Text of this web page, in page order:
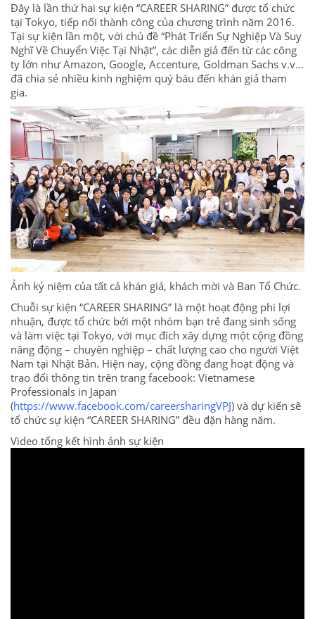
Đây là lần thứ hai sự kiện “CAREER SHARING” được tổ chức
tại Tokyo, tiếp nối thành công của chương trình năm 2016.
Tại sự kiện lần một, với chủ đề “Phát Triển Sự Nghiệp Và Suy
Nghĩ Về Chuyển Việc Tại Nhật”, các diễn giả đến từ các công
ty lớn như Amazon, Google, Accenture, Goldman Sachs v.v…
đã chia sẻ nhiều kinh nghiệm quý báu đến khán giả tham
gia.
Ảnh kỷ niệm của tất cả khán giả, khách mời và Ban Tổ Chức.
Chuỗi sự kiện “CAREER SHARING” là một hoạt động phi lợi
nhuận, được tổ chức bởi một nhóm bạn trẻ đang sinh sống
và làm việc tại Tokyo, với mục đích xây dựng một cộng đồng
năng động – chuyên nghiệp – chất lượng cao cho người Việt
Nam tại Nhật Bản. Hiện nay, cộng đồng đang hoạt động và
trao đổi thông tin trên trang facebook: Vietnamese
Professionals in Japan
(https://www.facebook.com/careersharingVPJ) và dự kiến sẽ
tổ chức sự kiện “CAREER SHARING” đều đặn hàng năm.
Video tổng kết hình ảnh sự kiện